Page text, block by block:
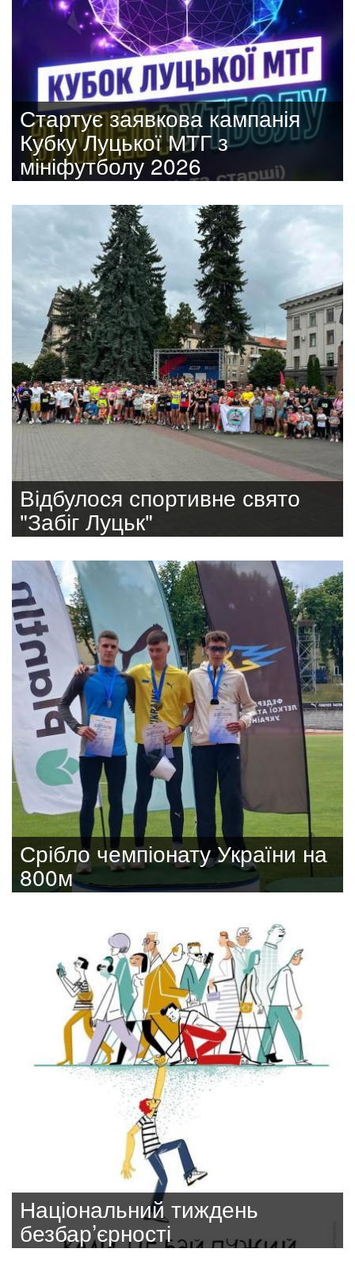
Стартує заявкова кампанія
Кубку Луцької МТГ з
мініфутболу 2026
Відбулося спортивне свято
"Забіг Луцьк"
Срібло чемпіонату України на
800м
Національний тиждень
безбар’єрності